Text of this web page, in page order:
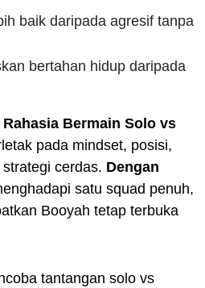
baik daripada agresif tanpa
bertahan hidup daripada
Bermain Solo vs
pada mindset, posisi,
cerdas. Dengan
satu squad penuh,
Booyah tetap terbuka
tantangan solo vs